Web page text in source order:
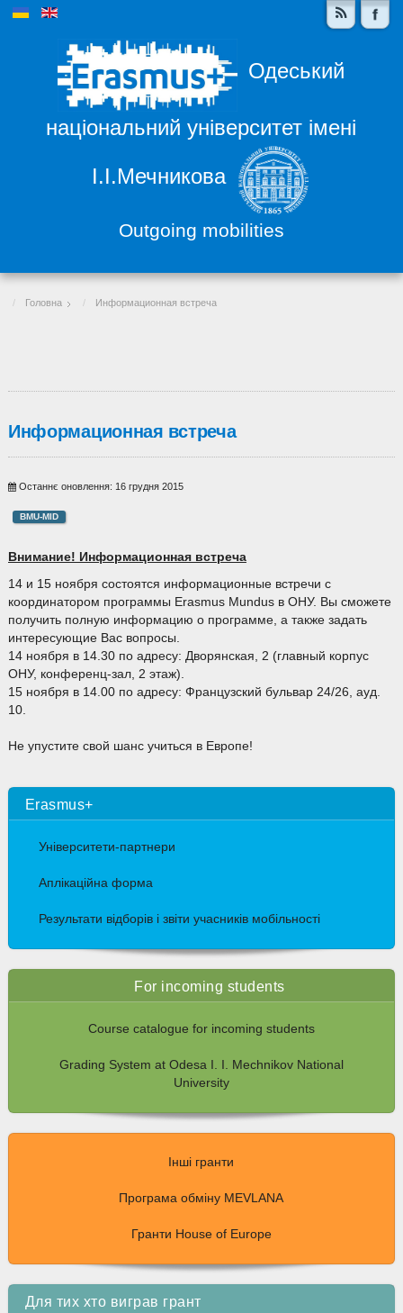
Одеський
національний університет імені
І.І.Мечникова
Outgoing mobilities
Головна Информационная встреча
Информационная встреча
Останнє оновлення: 16 грудня 2015
BMU-MID
Внимание! Информационная встреча
14 и 15 ноября состоятся информационные встречи с
координатором программы Erasmus Mundus в ОНУ. Вы сможете
получить полную информацию о программе, а также задать
интересующие Вас вопросы.
14 ноября в 14.30 по адресу: Дворянская, 2 (главный корпус
ОНУ, конференц-зал, 2 этаж).
15 ноября в 14.00 по адресу: Французский бульвар 24/26, ауд.
10.
Не упустите свой шанс учиться в Европе!
Erasmus+
Університети-партнери
Аплікаційна форма
Результати відборів і звіти учасників мобільності
For incoming students
Course catalogue for incoming students
Grading System at Odesa I. I. Mechnikov National
University
Інші гранти
Програма обміну MEVLANA
Гранти House of Europe
Для тих хто виграв грант